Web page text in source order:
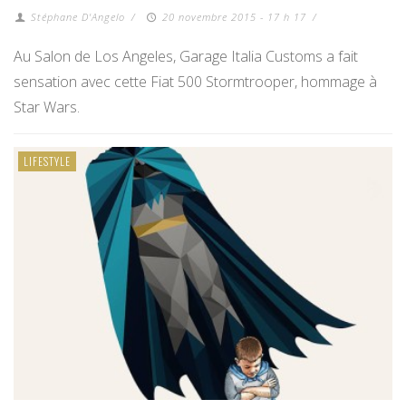
Stéphane D'Angelo / 20 novembre 2015 - 17 h 17 /
Au Salon de Los Angeles, Garage Italia Customs a fait
sensation avec cette Fiat 500 Stormtrooper, hommage à
Star Wars.
LIFESTYLE